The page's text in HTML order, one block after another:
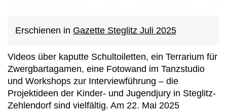
Erschienen in Gazette Steglitz Juli 2025
Videos über kaputte Schultoiletten, ein Terrarium für
Zwergbartagamen, eine Fotowand im Tanzstudio
und Workshops zur Interviewführung – die
Projektideen der Kinder- und Jugendjury in Steglitz-
Zehlendorf sind vielfältig. Am 22. Mai 2025